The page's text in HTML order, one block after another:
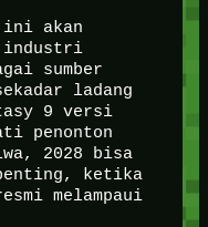
ini akan
industri
sumber
ladang
9 versi
penonton
2028 bisa
ketika
melampaui